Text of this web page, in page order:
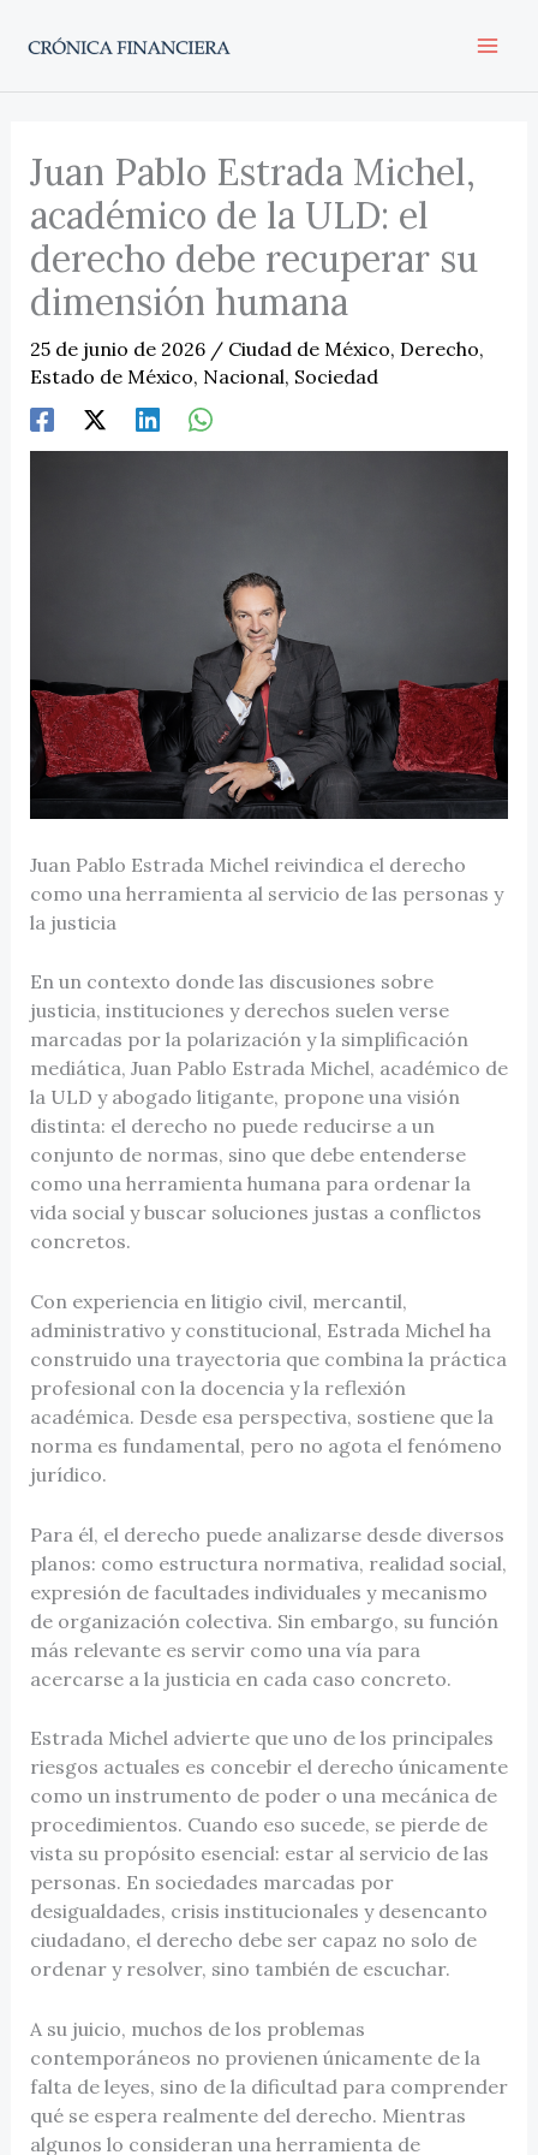
Juan Pablo Estrada Michel,
académico de la ULD: el
derecho debe recuperar su
dimensión humana
25 de junio de 2026 / Ciudad de México, Derecho,
Estado de México, Nacional, Sociedad
Juan Pablo Estrada Michel reivindica el derecho
como una herramienta al servicio de las personas y
la justicia
En un contexto donde las discusiones sobre
justicia, instituciones y derechos suelen verse
marcadas por la polarización y la simplificación
mediática, Juan Pablo Estrada Michel, académico de
la ULD y abogado litigante, propone una visión
distinta: el derecho no puede reducirse a un
conjunto de normas, sino que debe entenderse
como una herramienta humana para ordenar la
vida social y buscar soluciones justas a conflictos
concretos.
Con experiencia en litigio civil, mercantil,
administrativo y constitucional, Estrada Michel ha
construido una trayectoria que combina la práctica
profesional con la docencia y la reflexión
académica. Desde esa perspectiva, sostiene que la
norma es fundamental, pero no agota el fenómeno
jurídico.
Para él, el derecho puede analizarse desde diversos
planos: como estructura normativa, realidad social,
expresión de facultades individuales y mecanismo
de organización colectiva. Sin embargo, su función
más relevante es servir como una vía para
acercarse a la justicia en cada caso concreto.
Estrada Michel advierte que uno de los principales
riesgos actuales es concebir el derecho únicamente
como un instrumento de poder o una mecánica de
procedimientos. Cuando eso sucede, se pierde de
vista su propósito esencial: estar al servicio de las
personas. En sociedades marcadas por
desigualdades, crisis institucionales y desencanto
ciudadano, el derecho debe ser capaz no solo de
ordenar y resolver, sino también de escuchar.
A su juicio, muchos de los problemas
contemporáneos no provienen únicamente de la
falta de leyes, sino de la dificultad para comprender
qué se espera realmente del derecho. Mientras
algunos lo consideran una herramienta de